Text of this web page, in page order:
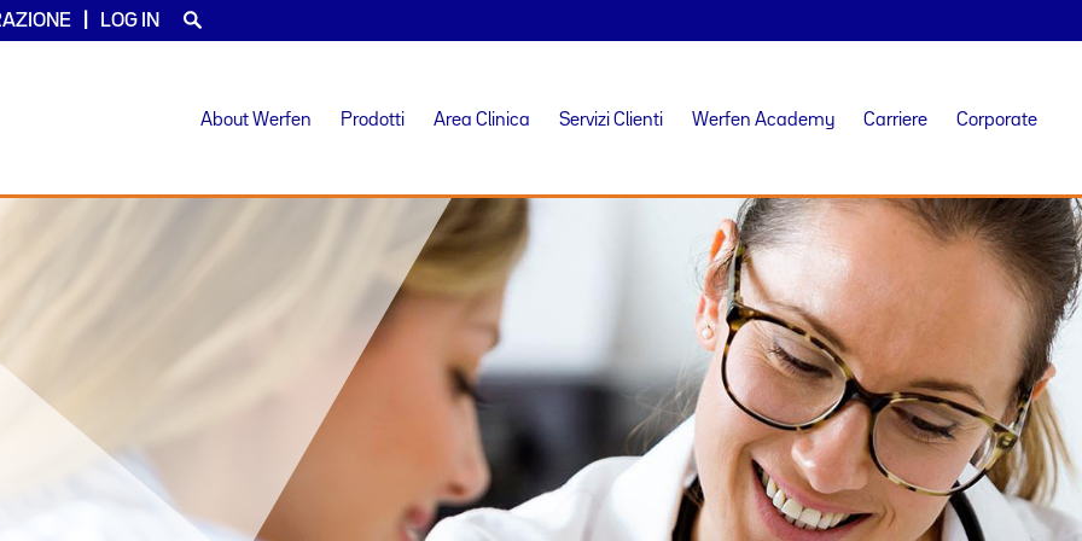
LOG IN
About Werfen Prodotti Area Clinica Servizi Clienti Werfen Academy Carriere Corporate